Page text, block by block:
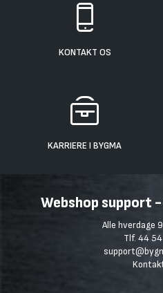
KONTAKT OS
KARRIERE I BYGMA
Webshop support
Alle hverdage
Tlf. 44